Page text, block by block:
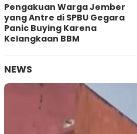
Pengakuan Warga Jember
yang Antre di SPBU Gegara
Panic Buying Karena
Kelangkaan BBM
NEWS